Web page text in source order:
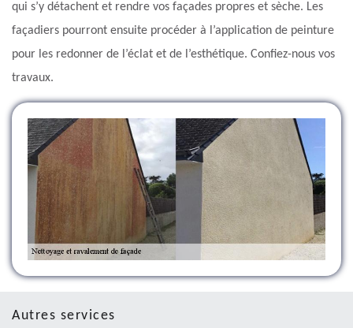
qui s’y détachent et rendre vos façades propres et sèche. Les
façadiers pourront ensuite procéder à l’application de peinture
pour les redonner de l’éclat et de l’esthétique. Confiez-nous vos
travaux.
Autres services